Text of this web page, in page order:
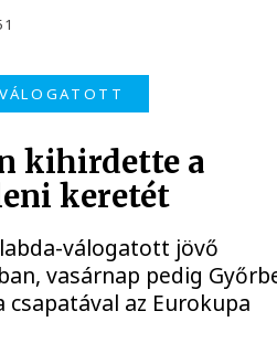
kihirdette a
keretét
válogatott jövő
vasárnap pedig
csapatával az Eurokupa